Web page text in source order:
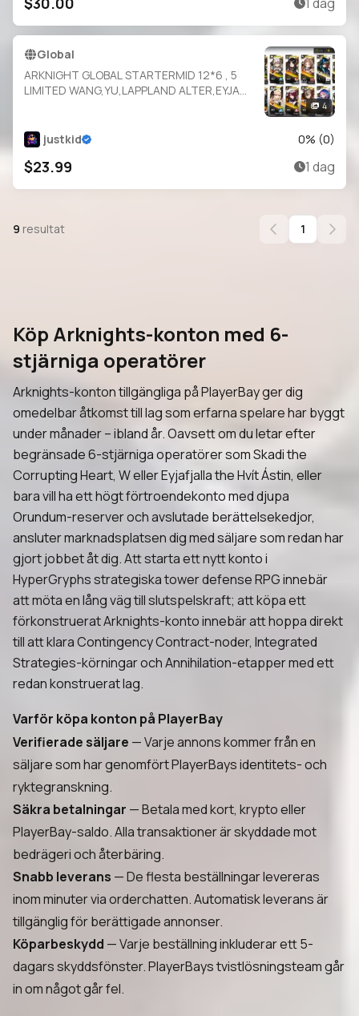
Global
ARKNIGHT GLOBAL STARTERMID 12*6 , 5
LIMITED WANG,YU,LAPPLAND ALTER,EYJA
RIA,NIGHTINGALE
4
justkid 0% (0)
$23.99 1 dag
9 resultat 1
Köp Arknights-konton med 6-
stjärniga operatörer
Arknights-konton tillgängliga på PlayerBay ger dig
omedelbar åtkomst till lag som erfarna spelare har byggt
under månader – ibland år. Oavsett om du letar efter
begränsade 6-stjärniga operatörer som Skadi the
Corrupting Heart, W eller Eyjafjalla the Hvít Ástin, eller
bara vill ha ett högt förtroendekonto med djupa
Orundum-reserver och avslutade berättelsekedjor,
ansluter marknadsplatsen dig med säljare som redan har
gjort jobbet åt dig. Att starta ett nytt konto i
HyperGryphs strategiska tower defense RPG innebär
att möta en lång väg till slutspelskraft; att köpa ett
förkonstruerat Arknights-konto innebär att hoppa direkt
till att klara Contingency Contract-noder, Integrated
Strategies-körningar och Annihilation-etapper med ett
redan konstruerat lag.
Varför köpa konton på PlayerBay
Verifierade säljare — Varje annons kommer från en
säljare som har genomfört PlayerBays identitets- och
ryktegranskning.
Säkra betalningar — Betala med kort, krypto eller
PlayerBay-saldo. Alla transaktioner är skyddade mot
bedrägeri och återbäring.
Snabb leverans — De flesta beställningar levereras
inom minuter via orderchatten. Automatisk leverans är
tillgänglig för berättigade annonser.
Köparbeskydd — Varje beställning inkluderar ett 5-
dagars skyddsfönster. PlayerBays tvistlösningsteam går
in om något går fel.